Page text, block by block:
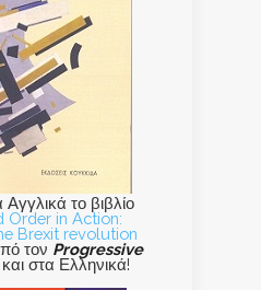
το βιβλίο
Order in Action:
Brexit revolution
τον Progressive
στα Ελληνικά!